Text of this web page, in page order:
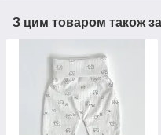
З цим товаром також